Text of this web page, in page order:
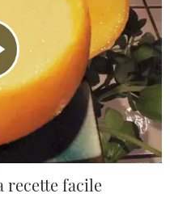
recette facile